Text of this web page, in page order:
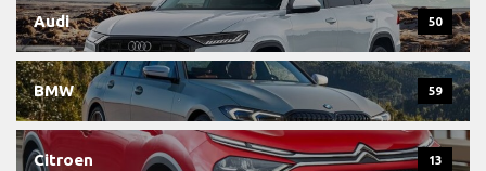
Audi 50
BMW 59
Citroen 13